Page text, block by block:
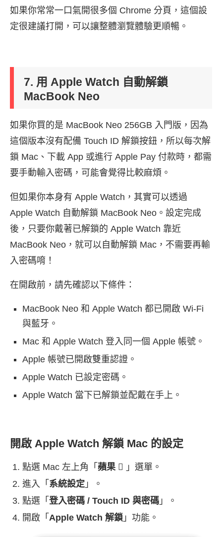
如果你常常一口氣開很多個 Chrome 分頁，這個設
定很建議打開，可以讓整體瀏覽體驗更順暢。
7. 用 Apple Watch 自動解鎖
MacBook Neo
如果你買的是 MacBook Neo 256GB 入門版，因為
這個版本沒有配備 Touch ID 解鎖按鈕，所以每次解
鎖 Mac、下載 App 或進行 Apple Pay 付款時，都需
要手動輸入密碼，可能會覺得比較麻煩。
但如果你本身有 Apple Watch，其實可以透過
Apple Watch 自動解鎖 MacBook Neo。設定完成
後，只要你戴著已解鎖的 Apple Watch 靠近
MacBook Neo，就可以自動解鎖 Mac，不需要再輸
入密碼唷！
在開啟前，請先確認以下條件：
MacBook Neo 和 Apple Watch 都已開啟 Wi-Fi
與藍牙。
Mac 和 Apple Watch 登入同一個 Apple 帳號。
Apple 帳號已開啟雙重認證。
Apple Watch 已設定密碼。
Apple Watch 當下已解鎖並配戴在手上。
開啟 Apple Watch 解鎖 Mac 的設定
點選 Mac 左上角「 蘋果  」選單。
進入「 系統設定 」。
點選「 登入密碼 / Touch ID 與密碼 」。
開啟「 Apple Watch 解鎖 」功能。